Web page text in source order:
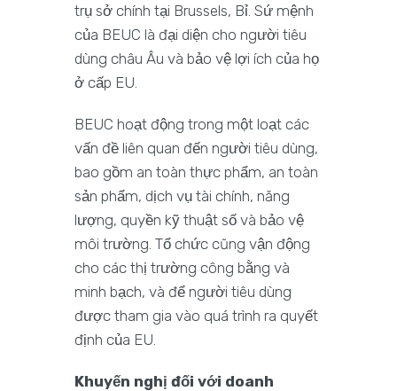
trụ sở chính tại Brussels, Bỉ. Sứ mệnh
của BEUC là đại diện cho người tiêu
dùng châu Âu và bảo vệ lợi ích của họ
ở cấp EU.
BEUC hoạt động trong một loạt các
vấn đề liên quan đến người tiêu dùng,
bao gồm an toàn thực phẩm, an toàn
sản phẩm, dịch vụ tài chính, năng
lượng, quyền kỹ thuật số và bảo vệ
môi trường. Tổ chức cũng vận động
cho các thị trường công bằng và
minh bạch, và để người tiêu dùng
được tham gia vào quá trình ra quyết
định của EU.
Khuyến nghị đối với doanh